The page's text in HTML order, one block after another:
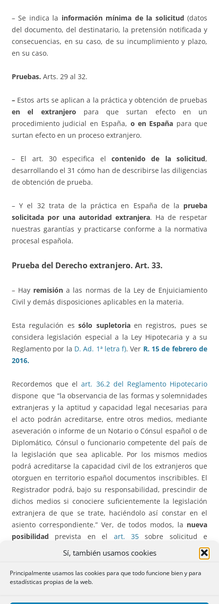
Sí, también usamos cookies
Principalmente usamos las cookies para que todo funcione bien y para
estadísticas propias de la web.
– Se indica la información mínima de la solicitud (datos
del documento, del destinatario, la pretensión notificada y
consecuencias, en su caso, de su incumplimiento y plazo,
en su caso.
Pruebas. Arts. 29 al 32.
– Estos arts se aplican a la práctica y obtención de pruebas
en el extranjero para que surtan efecto en un
procedimiento judicial en España, o en España para que
surtan efecto en un proceso extranjero.
– El art. 30 especifica el contenido de la solicitud,
desarrollando el 31 cómo han de describirse las diligencias
de obtención de prueba.
– Y el 32 trata de la práctica en España de la prueba
solicitada por una autoridad extranjera. Ha de respetar
nuestras garantías y practicarse conforme a la normativa
procesal española.
Prueba del Derecho extranjero. Art. 33.
– Hay remisión a las normas de la Ley de Enjuiciamiento
Civil y demás disposiciones aplicables en la materia.
Esta regulación essólo supletoriaen registros, pues se
considera legislación especial a la Ley Hipotecaria y a su
Reglamento por la D. Ad. 1ª letra f). Ver R. 15 de febrero de
2016.
Recordemos que elart. 36.2 del Reglamento Hipotecario
dispone que “la observancia de las formas y solemnidades
extranjeras y la aptitud y capacidad legal necesarias para
el acto podrán acreditarse, entre otros medios, mediante
aseveración o informe de un Notario o Cónsul español o de
Diplomático, Cónsul o funcionario competente del país de
la legislación que sea aplicable. Por los mismos medios
podrá acreditarse la capacidad civil de los extranjeros que
otorguen en territorio español documentos inscribibles. El
Registrador podrá, bajo su responsabilidad, prescindir de
dichos medios si conociere suficientemente la legislación
extranjera de que se trate, haciéndolo así constar en el
asiento correspondiente.” Ver, de todos modos, la nueva
posibilidad prevista en el art. 35sobre solicitud e
– Lavaloraciónde esa prueba por los órganos
jurisdiccionales españoles, para acreditar el contenido y